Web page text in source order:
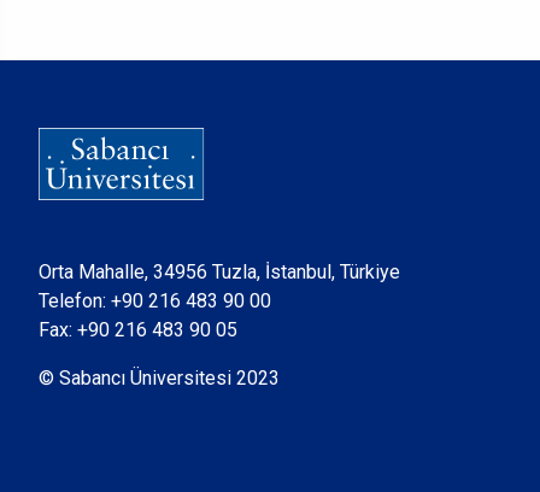
Orta Mahalle, 34956 Tuzla, İstanbul, Türkiye
Telefon: +90 216 483 90 00
Fax: +90 216 483 90 05
© Sabancı Üniversitesi 2023